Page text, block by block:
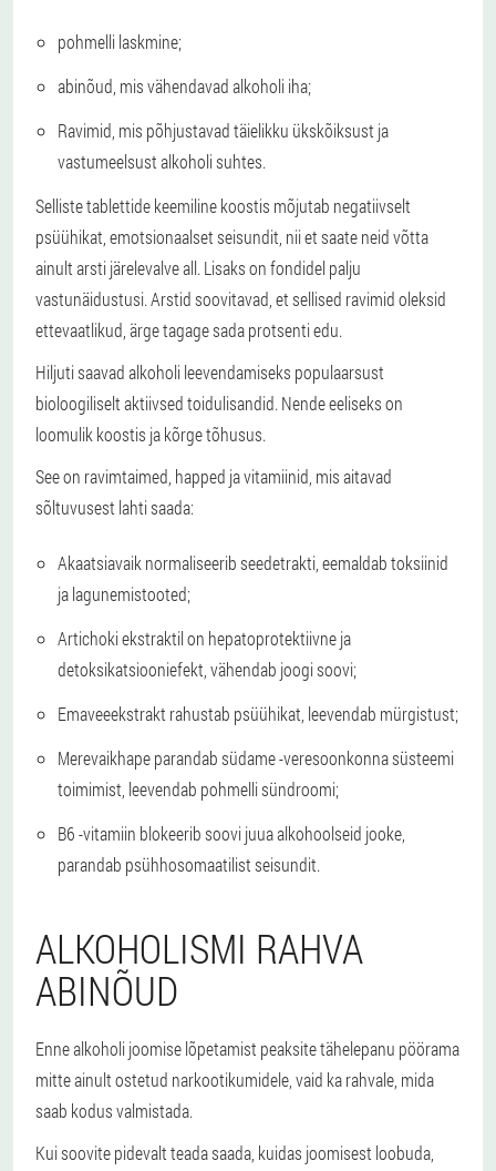
pohmelli laskmine;
abinõud, mis vähendavad alkoholi iha;
Ravimid, mis põhjustavad täielikku ükskõiksust ja
vastumeelsust alkoholi suhtes.
Selliste tablettide keemiline koostis mõjutab negatiivselt
psüühikat, emotsionaalset seisundit, nii et saate neid võtta
ainult arsti järelevalve all. Lisaks on fondidel palju
vastunäidustusi. Arstid soovitavad, et sellised ravimid oleksid
ettevaatlikud, ärge tagage sada protsenti edu.
Hiljuti saavad alkoholi leevendamiseks populaarsust
bioloogiliselt aktiivsed toidulisandid. Nende eeliseks on
loomulik koostis ja kõrge tõhusus.
See on ravimtaimed, happed ja vitamiinid, mis aitavad
sõltuvusest lahti saada:
Akaatsiavaik normaliseerib seedetrakti, eemaldab toksiinid
ja lagunemistooted;
Artichoki ekstraktil on hepatoprotektiivne ja
detoksikatsiooniefekt, vähendab joogi soovi;
Emaveeekstrakt rahustab psüühikat, leevendab mürgistust;
Merevaikhape parandab südame -veresoonkonna süsteemi
toimimist, leevendab pohmelli sündroomi;
B6 -vitamiin blokeerib soovi juua alkohoolseid jooke,
parandab psühhosomaatilist seisundit.
ALKOHOLISMI RAHVA
ABINÕUD
Enne alkoholi joomise lõpetamist peaksite tähelepanu pöörama
mitte ainult ostetud narkootikumidele, vaid ka rahvale, mida
saab kodus valmistada.
Kui soovite pidevalt teada saada, kuidas joomisest loobuda,